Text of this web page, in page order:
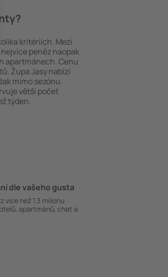
kritériích. Mezi
peněz naopak
apartmánech. Cenu
Župa Jasy nabízí
mimo sezónu.
větší počet
týden.
dle vašeho gusta
více než 1.3 milionu
apartmánů, chat a